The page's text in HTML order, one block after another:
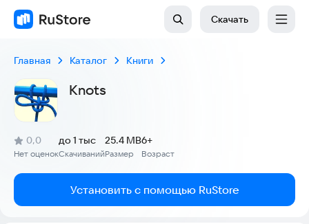
Скачать
Главная Каталог Книги
Knots
Рейтинг:
0,0
(
Нет оценок
)
Скачиваний
до 1 тыс
Размер
25.4 MB
Возраст
6+
Установить с помощью RuStore